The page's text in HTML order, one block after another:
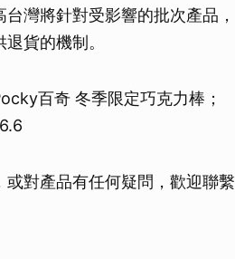
灣將針對受影響的批次產品，
貨的機制。
百奇 冬季限定巧克力棒；
對產品有任何疑問，歡迎聯繫